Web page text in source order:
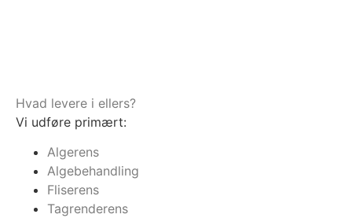
Hvad levere i ellers?
Vi udføre primært:
Algerens
Algebehandling
Fliserens
Tagrenderens